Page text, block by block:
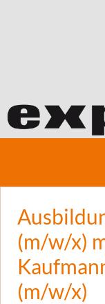
(m/w/x)
(m/w/x)